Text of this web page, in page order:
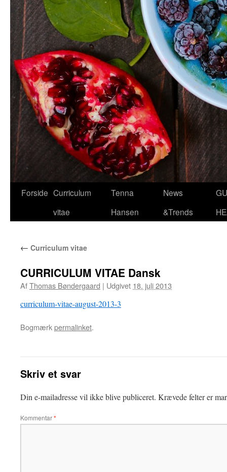
Hop
Forside Curriculum
vitae
Tenna
Hansen
News
&Trends
← Curriculum vitae
CURRICULUM VITAE Dansk
AfThomas Bøndergaard | Udgivet 18. juli 2013
curriculum-vitae-august-2013-3
Bogmærkpermalinket.
Skriv et svar
Din e-mailadresse vil ikke blive publiceret. Krævede felter er
Kommentar*